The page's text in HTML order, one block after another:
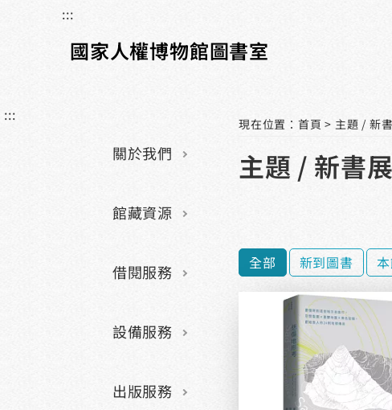
:::
國家人權博物館圖書室
:::
關於我們
館藏資源
借閱服務
設備服務
出版服務
現在位置 ：首頁 >主題 / 新
主題 / 新書
全部 新到圖書